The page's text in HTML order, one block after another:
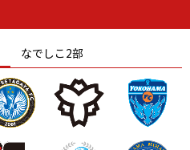
石人の星
静岡 愛媛Ｌ
なでしこ2部